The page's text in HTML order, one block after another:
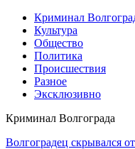
Криминал
Культура
Общество
Политика
Происшествия
Разное
Эксклюзивно
Криминал Волгограда
Волгоградец скрывался